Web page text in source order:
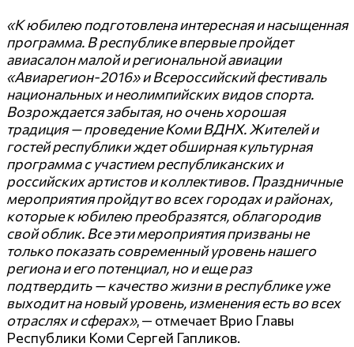
«К юбилею подготовлена интересная и насыщенная
программа. В республике впервые пройдет
авиасалон малой и региональной авиации
«Авиарегион-2016» и Всероссийский фестиваль
национальных и неолимпийских видов спорта.
Возрождается забытая, но очень хорошая
традиция — проведение Коми ВДНХ. Жителей и
гостей республики ждет обширная культурная
программа с участием республиканских и
российских артистов и коллективов. Праздничные
мероприятия пройдут во всех городах и районах,
которые к юбилею преобразятся, облагородив
свой облик. Все эти мероприятия призваны не
только показать современный уровень нашего
региона и его потенциал, но и еще раз
подтвердить — качество жизни в республике уже
выходит на новый уровень, изменения есть во всех
отраслях и сферах», — отмечает Врио Главы
Республики Коми Сергей Гапликов.